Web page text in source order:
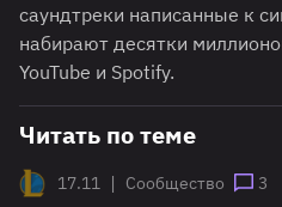
саундтреки написанные к
набирают десятки
YouTube и Spotify.
Читать по теме
17.11 | Сообщество 3